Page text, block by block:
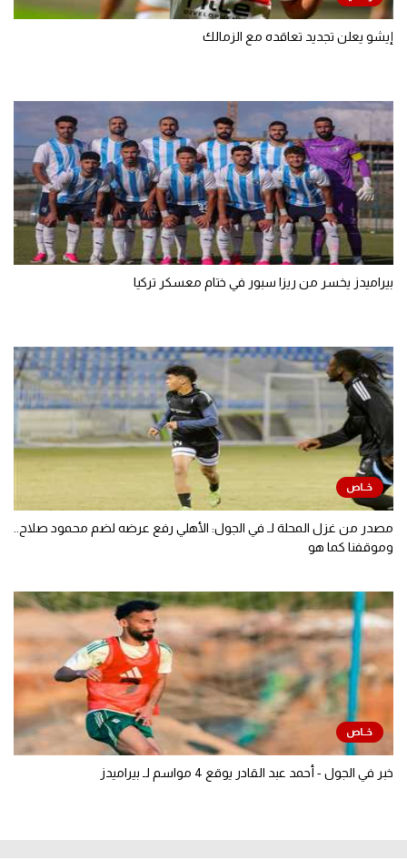
إيشو يعلن تجديد تعاقده مع الزمالك
بيراميدز يخسر من ريزا سبور في ختام معسكر تركيا
مصدر من غزل المحلة لـ في الجول: الأهلي رفع عرضه لضم محمود صلاح..
وموقفنا كما هو
خبر في الجول - أحمد عبد القادر يوقع 4 مواسم لـ بيراميدز